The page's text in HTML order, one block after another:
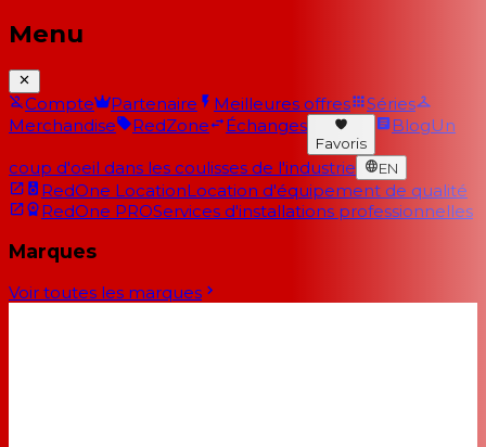
Menu
Compte Partenaire Meilleures offres
Séries
Merchandise
RedZone Échanges
Favoris
BlogUn
coup d'oeil dans les coulisses de l'industrie EN
RedOne LocationLocation d'équipement de qualité
RedOne PROServices d'installations professionnelles
Marques
Voir toutes les marques